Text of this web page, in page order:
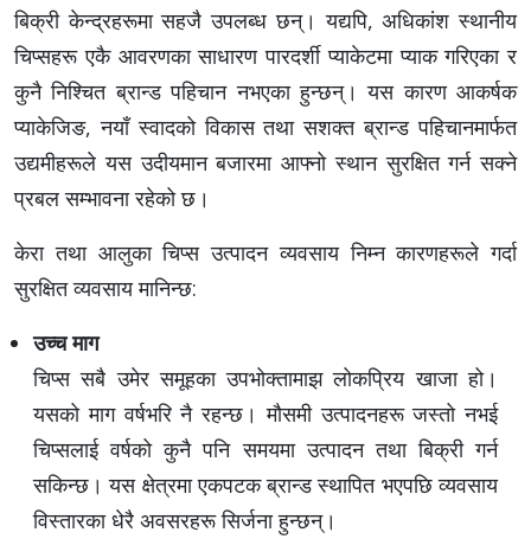
बिक्री केन्द्रहरूमा सहजै उपलब्ध छन्। यद्यपि, अधिकांश स्थानीय
चिप्सहरू एकै आवरणका साधारण पारदर्शी प्याकेटमा प्याक गरिएका र
कुनै निश्चित ब्रान्ड पहिचान नभएका हुन्छन्। यस कारण आकर्षक
प्याकेजिङ, नयाँ स्वादको विकास तथा सशक्त ब्रान्ड पहिचानमार्फत
उद्यमीहरूले यस उदीयमान बजारमा आफ्नो स्थान सुरक्षित गर्न सक्ने
प्रबल सम्भावना रहेको छ।
केरा तथा आलुका चिप्स उत्पादन व्यवसाय निम्न कारणहरूले गर्दा
सुरक्षित व्यवसाय मानिन्छ:
उच्च माग
चिप्स सबै उमेर समूहका उपभोक्तामाझ लोकप्रिय खाजा हो।
यसको माग वर्षभरि नै रहन्छ। मौसमी उत्पादनहरू जस्तो नभई
चिप्सलाई वर्षको कुनै पनि समयमा उत्पादन तथा बिक्री गर्न
सकिन्छ। यस क्षेत्रमा एकपटक ब्रान्ड स्थापित भएपछि व्यवसाय
विस्तारका धेरै अवसरहरू सिर्जना हुन्छन्।